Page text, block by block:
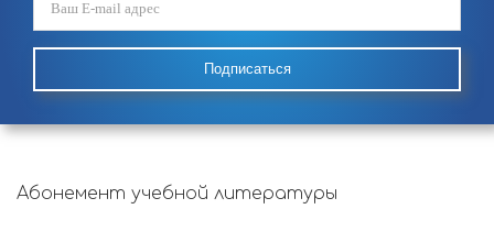
Подписаться
Абонемент учебной литературы